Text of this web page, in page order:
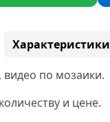
Характеристики
по мозаики.
и цене.